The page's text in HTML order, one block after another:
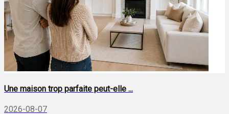
Une maison trop parfaite peut-elle ...
2026-08-07